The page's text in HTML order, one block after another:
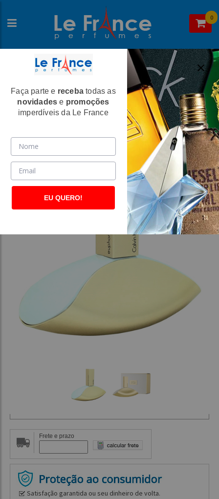
0
Home>Calvin Klein >Perfumes Femininos
Euphoria Pure Gold Feminino Eau de
Parfum - Calvin Klein
(2445)
Frete e prazo
Satisfação garantida ou seu dinheiro de volta.
Faça parte e receba todas as
novidades e promoções
imperdíveis da Le France
EU QUERO!